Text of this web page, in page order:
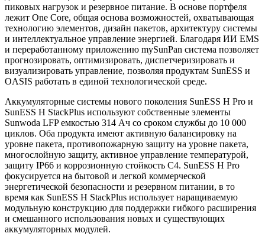
пиковых нагрузок и резервное питание. В основе портфеля
лежит One Core, общая основа возможностей, охватывающая
технологию элементов, дизайн пакетов, архитектуру системы
и интеллектуальное управление энергией. Благодаря ИИ EMS
и переработанному приложению mySunPan система позволяет
прогнозировать, оптимизировать, диспетчеризировать и
визуализировать управление, позволяя продуктам SunESS и
OASIS работать в единой технологической среде.
Аккумуляторные системы нового поколения SunESS H Pro и
SunESS H StackPlus используют собственные элементы
Sunwoda LFP емкостью 314 Ач со сроком службы до 10 000
циклов. Оба продукта имеют активную балансировку на
уровне пакета, противопожарную защиту на уровне пакета,
многослойную защиту, активное управление температурой,
защиту IP66 и коррозионную стойкость C4. SunESS H Pro
фокусируется на бытовой и легкой коммерческой
энергетической безопасности и резервном питании, в то
время как SunESS H StackPlus использует наращиваемую
модульную конструкцию для поддержки гибкого расширения
и смешанного использования новых и существующих
аккумуляторных модулей.